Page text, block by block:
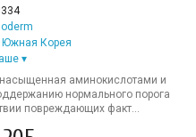
Южная Корея
аминокислотами и
нормального порога
повреждающих факт...